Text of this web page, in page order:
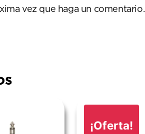
vez que haga un comentario.
¡Oferta!